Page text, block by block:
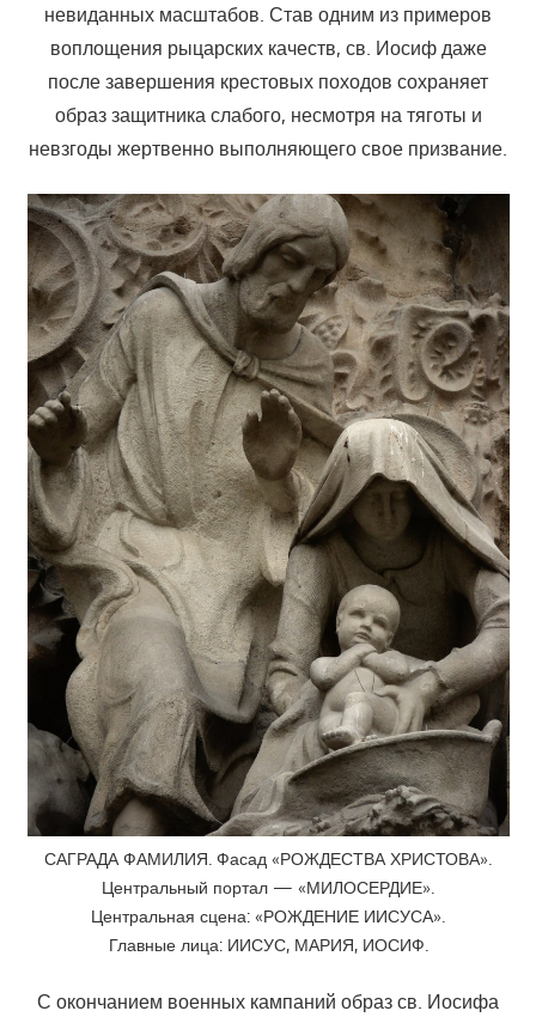
невиданных масштабов. Став одним из примеров
воплощения рыцарских качеств, св. Иосиф даже
после завершения крестовых походов сохраняет
образ защитника слабого, несмотря на тяготы и
невзгоды жертвенно выполняющего свое призвание.
САГРАДА ФАМИЛИЯ. Фасад «РОЖДЕСТВА ХРИСТОВА».
Центральный портал — «МИЛОСЕРДИЕ».
Центральная сцена: «РОЖДЕНИЕ ИИСУСА».
Главные лица: ИИСУС, МАРИЯ, ИОСИФ.
С окончанием военных кампаний образ св. Иосифа